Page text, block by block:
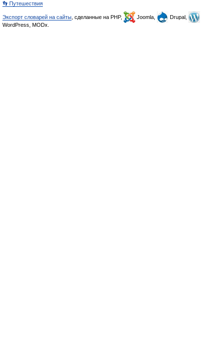
👣 Путешествия
Экспорт словарей на сайты , сделанные на PHP, Joomla,
Drupal,
WordPress, MODx.